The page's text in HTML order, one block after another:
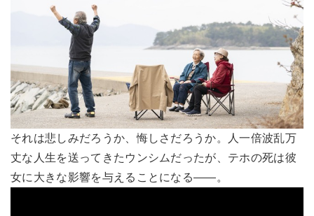
それは悲しみだろうか、悔しさだろうか。人一倍波乱万
丈な人生を送ってきたウンシムだったが、テホの死は彼
女に大きな影響を与えることになる――。